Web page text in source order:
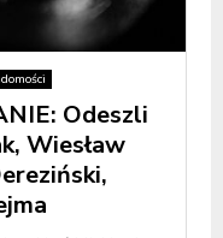
Odeszli
Wiesław